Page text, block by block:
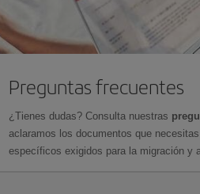
Preguntas frecuentes
¿Tienes dudas? Consulta nuestras
aclaramos los documentos que
específicos exigidos para la migración y